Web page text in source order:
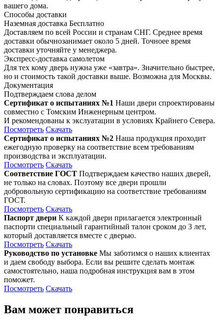
вашего дома.
Способы доставки
Наземная доставка Бесплатно
Доставляем по всей России и странам СНГ. Среднее время
доставки обычнозанимает около 5 дней. Точноее время
доставки уточняйте у менеджера.
Экспресс-доставка самолетом
Для тех кому дверь нужна уже «завтра». Значительно быстрее,
но и стоимость такой доставки выше. Возможна для Москвы.
Документация
Подтверждаем слова делом
Сертификат о испытаниях №1 Наши двери спроектированы
совместно с Томским Инженерным центром.
И рекомендованы к экслуатации в условиях Крайнего Севера.
Посмотреть Скачать
Сертификат о испытаниях №2 Наша продукция проходит
ежегодную проверку на соответствие всем требованиям
производства и эксплуатации.
Посмотреть Скачать
Соответствие ГОСТ Подтверждаем качество наших дверей,
не только на словах. Поэтому все двери прошли
добровольную сертификацию на соответствие требованиям
ГОСТ.
Посмотреть Скачать
Паспорт двери К каждой двери прилагается электронный
паспорти специальный гарантийный талон сроком до 3 лет,
который доставляется вместе с дверью.
Посмотреть Скачать
Руководство по установке Мы заботимся о наших клиентах
и даем свободу выбора. Если вы решите сделать монтаж
самостоятельно, наша подробная инструкция вам в этом
поможет.
Посмотреть Скачать
Вам может понравиться